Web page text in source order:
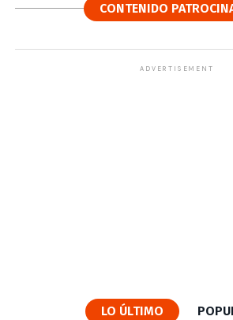
CONTENIDO
ADVERTISEMENT
LO ÚLTIMO